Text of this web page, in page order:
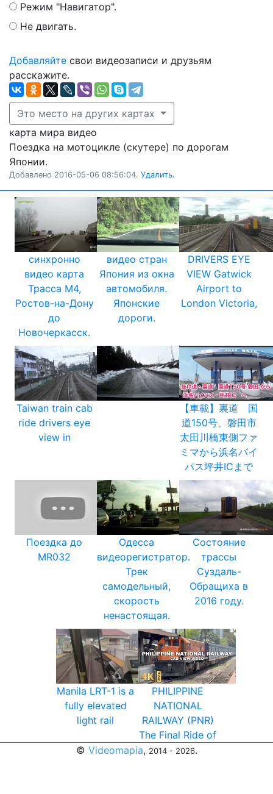
Режим "Навигатор".
Не двигать.
Добавляйте свои видеозаписи и друзьям
расскажите.
Это место на других картах
карта мира видео
Поездка на мотоцикле (скутере) по дорогам
Японии.
Добавлено 2016-05-06 08:56:04. Удалить.
синхронно
видео карта
Трасса М4,
Ростов-на-Дону
до
Новочеркасск.
видео стран
Япония из окна
автомобиля.
Японские
дороги.
DRIVERS EYE
VIEW Gatwick
Airport to
London Victoria,
Taiwan train cab
ride drivers eye
view in
【車載】裏道 国
道150号、磐田市
太田川橋東側ファ
ミマから浜名バイ
パス坪井ICまで
Поездка до
MR032
Одесса
видеорегистратор.
Трек
самодельный,
скорость
ненастоящая.
Состояние
трассы
Суздаль-
Обращиха в
2016 году.
Manila LRT-1 is a
fully elevated
light rail
PHILIPPINE
NATIONAL
RAILWAY (PNR)
The Final Ride of
© Videomapia, 2014 - 2026.